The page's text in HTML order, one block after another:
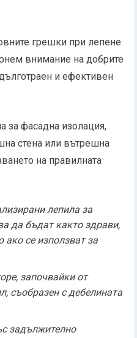
грешки при лепене
внимание на добрите
и ефективен
за фасадна изолация,
стена или вътрешна
на правилната
лепила за
да бъдат както здрави,
ако се използват за
започвайки от
съобразен с дебелината
задължително